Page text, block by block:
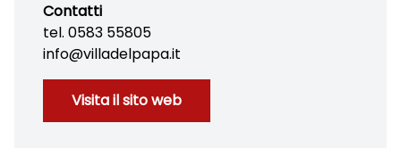
Contatti
tel. 0583 55805
info@villadelpapa.it
Visita il sito web